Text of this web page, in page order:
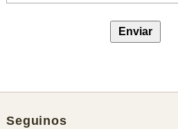
Seguinos